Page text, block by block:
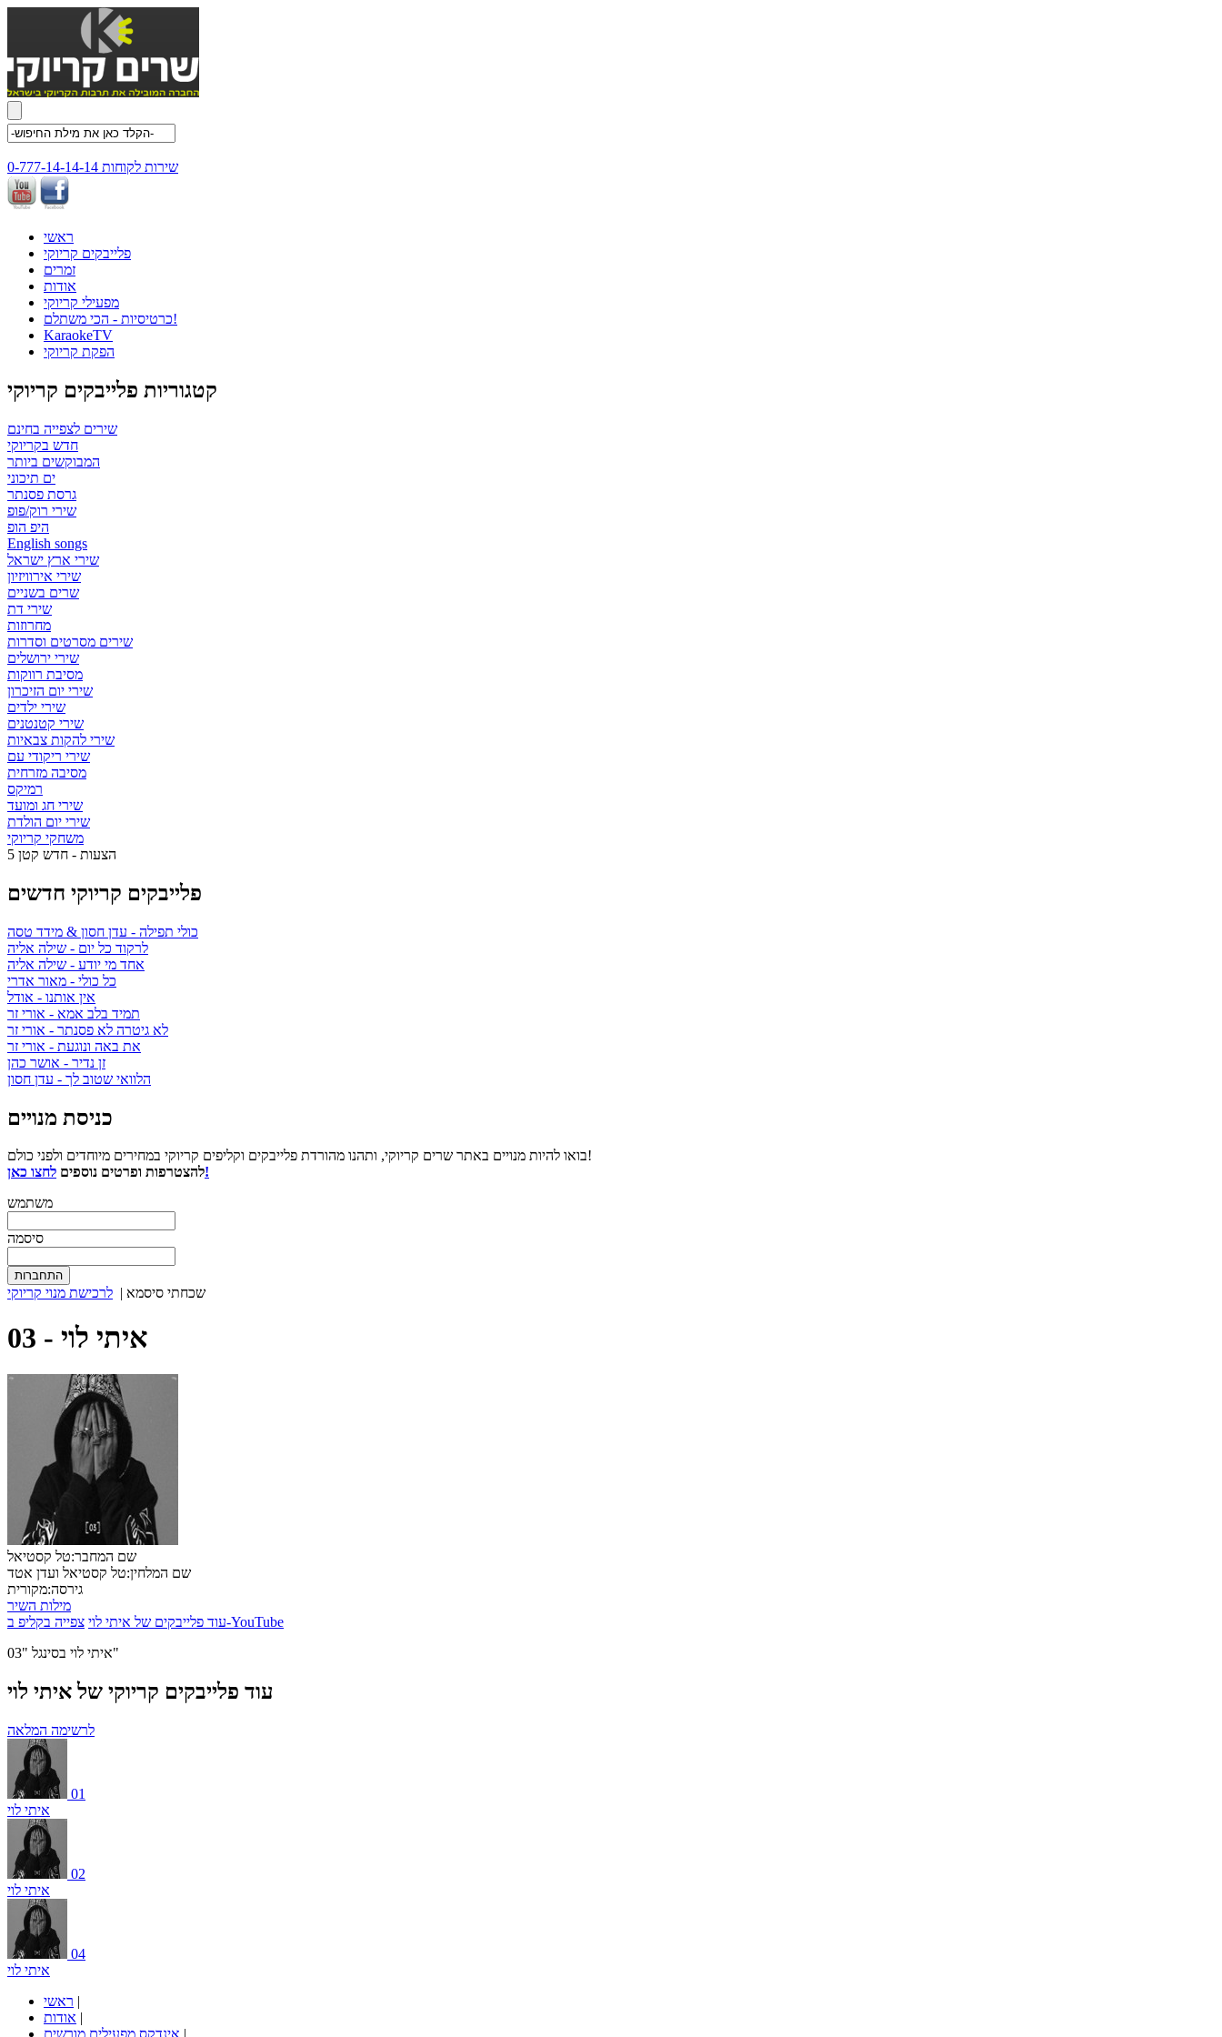
שירות לקוחות 0-777-14-14-14
ראשי
פלייבקים קריוקי
זמרים
אודות
מפעילי קריוקי
כרטיסיות - הכי משתלם!
KaraokeTV
הפקת קריוקי
קטגוריות פלייבקים קריוקי
שירים לצפייה בחינם
חדש בקריוקי
המבוקשים ביותר
ים תיכוני
גרסת פסנתר
שירי רוק/פופ
היפ הופ
English songs
שירי ארץ ישראל
שירי אירוויזיון
שרים בשניים
שירי דת
מחרוזות
שירים מסרטים וסדרות
שירי ירושלים
מסיבת רווקות
שירי יום הזיכרון
שירי ילדים
שירי קטנטנים
שירי להקות צבאיות
שירי ריקודי עם
מסיבה מזרחית
רמיקס
שירי חג ומועד
שירי יום הולדת
משחקי קריוקי
5 הצעות - חדש קטן
פלייבקים קריוקי חדשים
כולי תפילה - עדן חסון & מידד טסה
לרקוד כל יום - שילה אליה
אחד מי יודע - שילה אליה
כל כולי - מאור אדרי
אין אותנו - אודל
תמיד בלב אמא - אורי זר
לא גיטרה לא פסנתר - אורי זר
את באה ונוגעת - אורי זר
זן נדיר - אושר כהן
הלוואי שטוב לך - עדן חסון
כניסת מנויים
בואו להיות מנויים באתר שרים קריוקי, ותהנו מהורדת פלייבקים וקליפים קריוקי במחירים מיוחדים ולפני כולם!
להצטרפות ופרטים נוספיםלחצו כאן!
משתמש
סיסמה
שכחתי סיסמא | לרכישת מנוי קריוקי
03 - איתי לוי
שם המחבר:טל קסטיאל
שם המלחין:טל קסטיאל ועדן אטד
גירסה:מקורית
מילות השיר
עוד פלייבקים של איתי לויצפייה בקליפ ב-YouTube
איתי לוי בסינגל "03"
עוד פלייבקים קריוקי של איתי לוי
לרשימה המלאה
01
איתי לוי
02
איתי לוי
04
איתי לוי
ראשי |
אודות |